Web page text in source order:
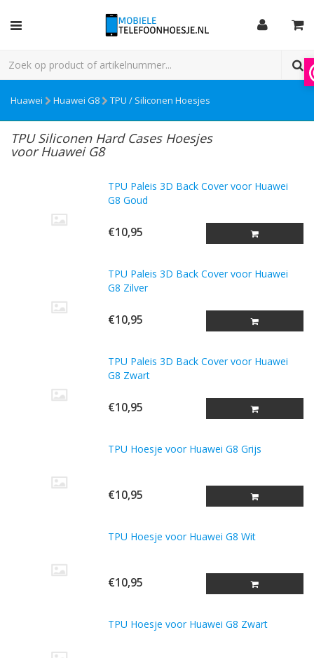
Huawei Huawei G8 TPU / Siliconen Hoesjes
TPU Siliconen Hard Cases Hoesjes
voor Huawei G8
TPU Paleis 3D Back Cover voor Huawei
G8 Goud
€10,95
TPU Paleis 3D Back Cover voor Huawei
G8 Zilver
€10,95
TPU Paleis 3D Back Cover voor Huawei
G8 Zwart
€10,95
TPU Hoesje voor Huawei G8 Grijs
€10,95
TPU Hoesje voor Huawei G8 Wit
€10,95
TPU Hoesje voor Huawei G8 Zwart